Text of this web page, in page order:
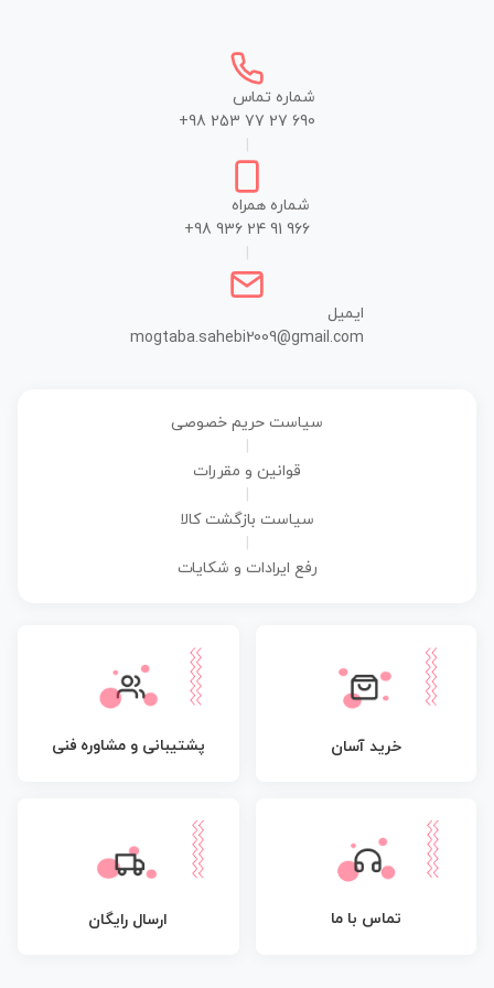
شماره تماس
+98 253 77 27 690
شماره همراه
+98 936 24 91 966
ایمیل
mogtaba.sahebi2009@gmail.com
سیاست حریم خصوصی
قوانین و مقررات
سیاست بازگشت کالا
رفع ایرادات و شکایات
خرید آسان پشتیبانی و مشاوره فنی
تماس با ما ارسال رایگان